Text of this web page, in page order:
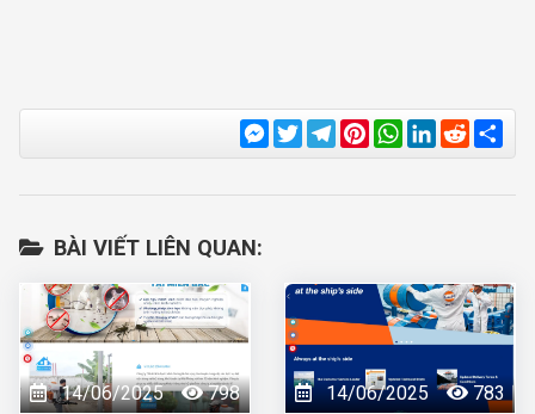
Messenger
TwitterTelegram
Pinterest
WhatsApp
LinkedIn
Reddit
BÀI VIẾT LIÊN QUAN:
14/06/2025 798 14/06/2025 783